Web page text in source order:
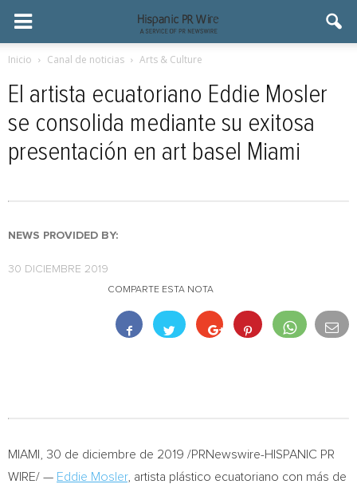
Inicio Canal de noticias Arts & Culture
El artista ecuatoriano Eddie Mosler
se consolida mediante su exitosa
presentación en art basel Miami
NEWS PROVIDED BY:
30 DICIEMBRE 2019
COMPARTE ESTA NOTA
MIAMI
, 30 de diciembre de 2019 /PRNewswire-HISPANIC PR
WIRE/ — Eddie Mosler, artista plástico ecuatoriano con más de